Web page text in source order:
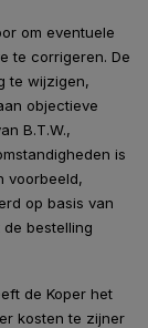
om eventuele
te corrigeren. De
te wijzigen,
objectieve
B.T.W.,
is
voorbeeld,
op basis van
bestelling
de Koper het
kosten te zijner